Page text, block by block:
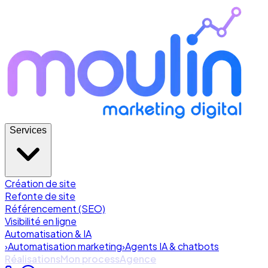
Services
Création de site
Refonte de site
Référencement (SEO)
Visibilité en ligne
Automatisation & IA
›Automatisation marketing›Agents IA & chatbots
RéalisationsMon processAgence